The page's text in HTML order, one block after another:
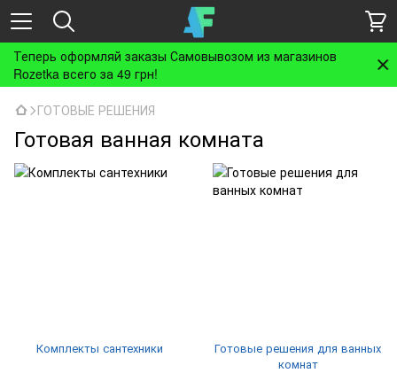
Теперь оформляй заказы Самовывозом из магазинов
Rozetka всего за 49 грн!
ГОТОВЫЕ РЕШЕНИЯ
Готовая ванная комната
Комплекты сантехники
Готовые решения для ванных
комнат